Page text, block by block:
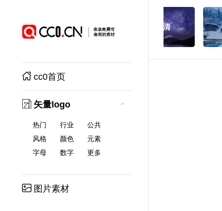
cc0首页
矢量logo
热门 行业
公共
风格
颜色
元素
字母
数字 更多
图片素材